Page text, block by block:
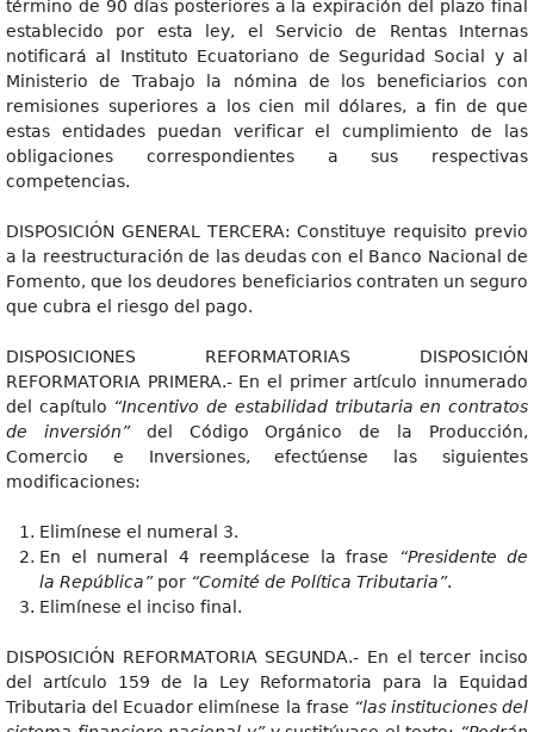
término de 90 días posteriores a la expiración del plazo final
establecido por esta ley, el Servicio de Rentas Internas
notificará al Instituto Ecuatoriano de Seguridad Social y al
Ministerio de Trabajo la nómina de los beneficiarios con
remisiones superiores a los cien mil dólares, a fin de que
estas entidades puedan verificar el cumplimiento de las
obligaciones correspondientes a sus respectivas
competencias.
DISPOSICIÓN GENERAL TERCERA: Constituye requisito previo
a la reestructuración de las deudas con el Banco Nacional de
Fomento, que los deudores beneficiarios contraten un seguro
que cubra el riesgo del pago.
DISPOSICIONES REFORMATORIAS DISPOSICIÓN
REFORMATORIA PRIMERA.- En el primer artículo innumerado
del capítulo “Incentivo de estabilidad tributaria en contratos
de inversión” del Código Orgánico de la Producción,
Comercio e Inversiones, efectúense las siguientes
modificaciones:
Elimínese el numeral 3.
En el numeral 4 reemplácese la frase
“Presidente de
la República” por “Comité de Política Tributaria”.
Elimínese el inciso final.
DISPOSICIÓN REFORMATORIA SEGUNDA.- En el tercer inciso
del artículo 159 de la Ley Reformatoria para la Equidad
Tributaria del Ecuador elimínese la frase “las instituciones del